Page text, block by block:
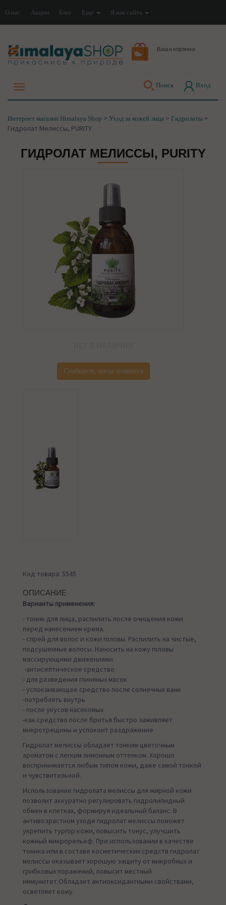
О нас Акции Блог Еще Язык сайта
Ваша корзина
Поиск Вход
Интернет магазин Himalaya Shop > Уход за кожей лица > Гидролаты >
Гидролат Мелиссы, PURITY
ГИДРОЛАТ МЕЛИССЫ, PURITY
Сообщите, когда появится
Код товара: 5545
ОПИСАНИЕ
Варианты применения:
- тоник для лица, распилить после очищения кожи
перед нанесением крема.
- спрей для волос и кожи головы. Распилить на чистые,
подсушенные волосы. Наносить на кожу головы
массирующими движениями.
-антисептическое средство
- для разведения глиняных масок
- успокаивающее средство после солнечных ванн
-потреблять внутрь
- после укусов насекомых
-как средство после бритья быстро заживляет
микротрещины и успокоит раздражение
Гидролат мелиссы обладает тонким цветочным
ароматом с легким лимонным оттенком. Хорошо
воспринимается любым типом кожи, даже самой тонкой
и чувствительной.
Использование гидролата мелиссы для жирной кожи
позволит аккуратно регулировать гидролипидный
обмен в клетках, формируя идеальный баланс. В
антивозрастном уходе гидролат мелиссы поможет
укрепить тургор кожи, повысить тонус, улучшить
кожный микрорельеф. При использовании в качестве
тоника или в составе косметических средств гидролат
мелиссы оказывает хорошую защиту от микробных и
грибковых поражений, повысит местный
иммунитет.Обладает антиоксидантными свойствами,
осветляет кожу.